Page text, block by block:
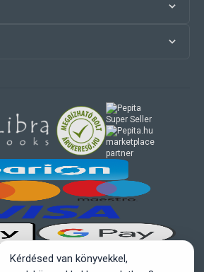
marketplace
partner
Kérdésed van könyvekkel,